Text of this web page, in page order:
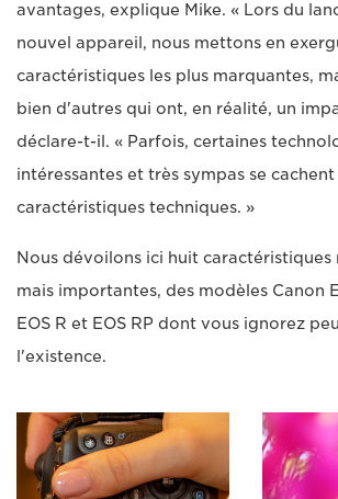
avantages, explique Mike. « Lors du
nouvel appareil, nous mettons en
caractéristiques les plus marquantes,
bien d'autres qui ont, en réalité, un
déclare-t-il. « Parfois, certaines
intéressantes et très sympas se cachent
caractéristiques techniques. »
Nous dévoilons ici huit caractéristiques
mais importantes, des modèles Canon
EOS R et EOS RP dont vous ignorez
l'existence.